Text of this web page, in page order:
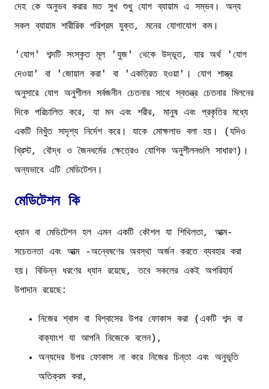
দেহ কে অনুভব করার মত সুখ শুধু যোগ ব্যায়াম এ সম্ভব। অন্য
সকল ব্যায়াম শারীরিক পরিশ্রম যুক্ত, মনের যোগাযোগ কম।
'যোগ' শব্দটি সংস্কৃত মূল 'যুজ' থেকে উদ্ভূত, যার অর্থ 'যোগ
দেওয়া' বা 'জোয়াল করা' বা 'একত্রিত হওয়া'। যোগ শাস্ত্র
অনুসারে যোগ অনুশীলন সর্বজনীন চেতনার সাথে স্বতন্ত্র চেতনার মিলনের
দিকে পরিচালিত করে, যা মন এবং শরীর, মানুষ এবং প্রকৃতির মধ্যে
একটি নিখুঁত সাদৃশ্য নির্দেশ করে। যাকে মোক্ষলাভ বলা হয়। (যদিও
খ্রিস্ট, বৌদ্ধ ও জৈনধর্মের ক্ষেত্রেও যোগিক অনুশীলনগুলি সাধারণ)।
অন্যভাবে এটি মেডিটেশন।
মেডিটেশন কি
ধ্যান বা মেডিটেশন হল এমন একটি কৌশল যা শিথিলতা, আত্ম-
সচেতনতা এবং আত্ম -অন্বেষণের অবস্থা অর্জন করতে ব্যবহার করা
হয়। বিভিন্ন ধরণের ধ্যান রয়েছে, তবে সকলের একই অপরিহার্য
উপাদান রয়েছে:
নিজের শ্বাস বা বিশ্বাসের উপর ফোকাস করা (একটি শব্দ বা
বাক্যাংশ যা আপনি নিজেকে বলেন),
অন্যদের উপর ফোকাস না করে নিজের চিন্তা এবং অনুভূতি
অতিক্রম করা,